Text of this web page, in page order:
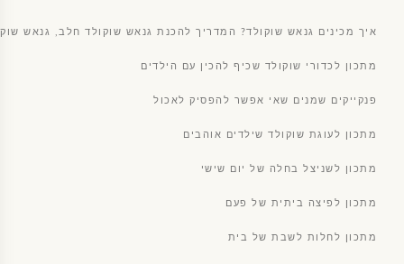
איך מכינים גנאש שוקולד? המדריך להכנת גנאש שוקולד חלב, גנאש
מתכון לכדורי שוקולד שכיף להכין עם הילדים
פנקייקים שמנים שאי אפשר להפסיק לאכול
מתכון לעוגת שוקולד שילדים אוהבים
מתכון לשניצל בחלה של יום שישי
מתכון לפיצה ביתית של פעם
מתכון לחלות לשבת של בית